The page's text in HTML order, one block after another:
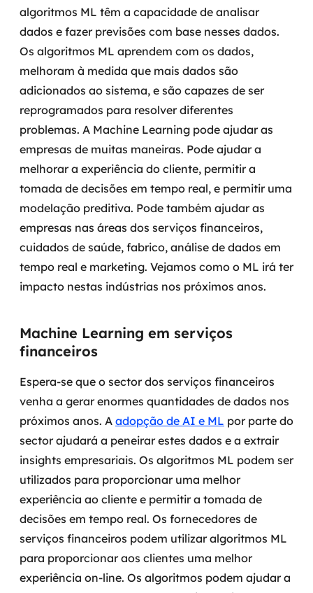
Consultoria de segurança
Simulação de Phishing
Segurança de aplicações e Cloud
algoritmos ML têm a capacidade de analisar
dados e fazer previsões com base nesses dados.
Os algoritmos ML aprendem com os dados,
melhoram à medida que mais dados são
adicionados ao sistema, e são capazes de ser
reprogramados para resolver diferentes
problemas. A Machine Learning pode ajudar as
empresas de muitas maneiras. Pode ajudar a
melhorar a experiência do cliente, permitir a
tomada de decisões em tempo real, e permitir uma
modelação preditiva. Pode também ajudar as
empresas nas áreas dos serviços financeiros,
cuidados de saúde, fabrico, análise de dados em
tempo real e marketing. Vejamos como o ML irá ter
impacto nestas indústrias nos próximos anos.
Machine Learning em serviços
financeiros
Espera-se que o sector dos serviços financeiros
venha a gerar enormes quantidades de dados nos
próximos anos. A adopção de AI e ML por parte do
sector ajudará a peneirar estes dados e a extrair
insights empresariais. Os algoritmos ML podem ser
utilizados para proporcionar uma melhor
experiência ao cliente e permitir a tomada de
decisões em tempo real. Os fornecedores de
serviços financeiros podem utilizar algoritmos ML
para proporcionar aos clientes uma melhor
experiência on-line. Os algoritmos podem ajudar a